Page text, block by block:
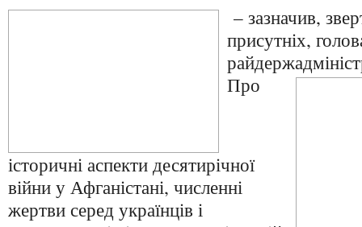
– зазначив,
присутніх,
Про
історичні аспекти десятирічної
війни у Афганістані, численні
жертви серед українців і